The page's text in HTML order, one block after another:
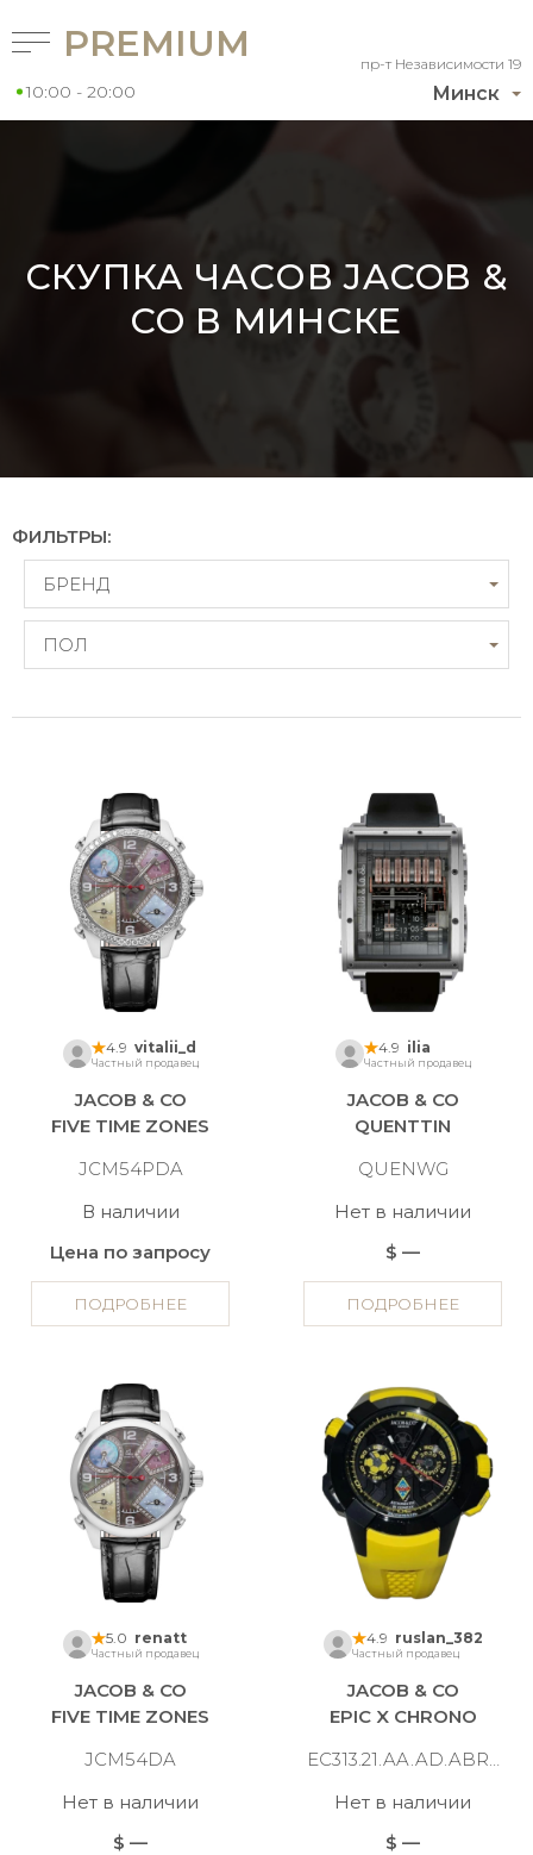
Минск
пр-т Независимости 19
PREMIUM
10:00 - 20:00
СКУПКА ЧАСОВ JACOB &
CO В МИНСКЕ
ФИЛЬТРЫ:
БРЕНД
ПОЛ
4.9 vitalii_d
Частный продавец
JACOB & CO
FIVE TIME ZONES
JCM54PDA
В наличии
Цена по запросу
ПОДРОБНЕЕ
4.9 ilia
Частный продавец
JACOB & CO
QUENTTIN
QUENWG
Нет в наличии
$ —
ПОДРОБНЕЕ
5.0 renatt
Частный продавец
JACOB & CO
FIVE TIME ZONES
JCM54DA
Нет в наличии
$ —
4.9 ruslan_382
Частный продавец
JACOB & CO
EPIC X CHRONO
EC313.21.AA.AD.ABRUA
Нет в наличии
$ —